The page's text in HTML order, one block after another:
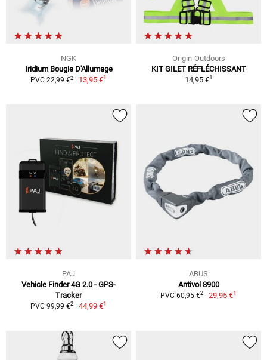
NGK
Iridium Bougie D'Allumage
PVC 22,99 €2 13,95 €1
Origin-Outdoors
KIT GILET RÉFLÉCHISSANT
14,95 €1
PAJ
Vehicle Finder 4G 2.0 - GPS-
Tracker
PVC 99,99 €2 44,99 €1
ABUS
Antivol 8900
PVC 60,95 €2 29,95 €1